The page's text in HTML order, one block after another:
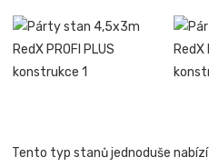
Tento typ stanů jednoduše